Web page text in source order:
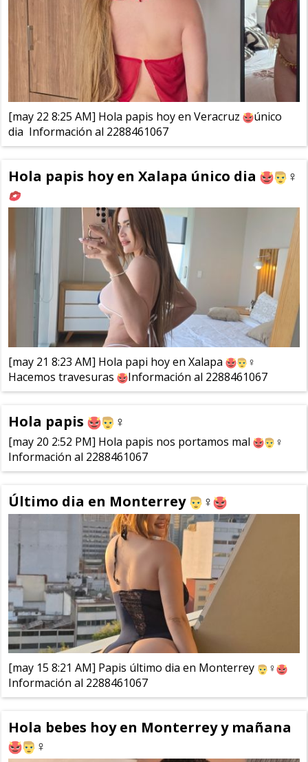
[may 22 8:25 AM] Hola papis hoy en Veracruz
único
dia Información al 2288461067
Hola papis hoy en Xalapa único dia ‍♀️
[may 21 8:23 AM] Hola papi hoy en Xalapa
‍♀️
Hacemos travesuras
Información al 2288461067
Hola papis ‍♀️
[may 20 2:52 PM] Hola papis nos portamos mal
‍♀️
Información al 2288461067
Último dia en Monterrey ‍♀️
[may 15 8:21 AM] Papis último dia en Monterrey
‍♀️
Información al 2288461067
Hola bebes hoy en Monterrey y mañana
‍♀️